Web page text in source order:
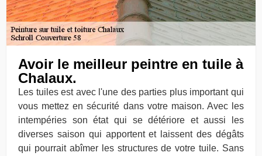
Avoir le meilleur peintre en tuile à
Chalaux.
Les tuiles est avec l'une des parties plus important qui
vous mettez en sécurité dans votre maison. Avec les
intempéries son état qui se détériore et aussi les
diverses saison qui apportent et laissent des dégâts
qui pourrait abîmer les structures de votre tuile. Sans